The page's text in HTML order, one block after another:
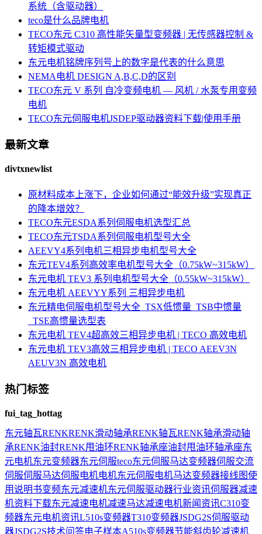
系统（含驱动器）
teco是什么品牌电机
TECO东元 C310 高性能矢量型变频器 | 无传感器控制 &
转矩模式驱动
东元电机铭牌序列号上的数字是代表的什么意思
NEMA电机 DESIGN A,B,C,D的区别
TECO东元 V 系列 自冷变频电机 — 风机 / 水泵专用变频
电机
TECO东元伺服电机JSDEP驱动器资料下载|使用手册
最新文章
divtxnewlist
原材料成本上涨下，企业如何通过“能效升级”实现真正
的降本增效？
TECO东元ESDA系列伺服电机选型汇总
TECO东元TSDA系列伺服电机型号大全
AEEVY4系列电机三相异步电机型号大全
东元TEV4系列高效率电机型号大全（0.75kW~315kW）
东元电机 TEV3 系列电机型号大全（0.55kW~315kW）
东元电机 AEEVYY系列 三相异步电机
东元精电伺服电机型号大全_TSX低惯量_TSB中惯量
_TSE高惯量选型表
东元电机 TEV4超高效三相异步电机 | TECO 高效电机
东元电机 TEV3高效三相异步电机 | TECO AEEV3N
AEUV3N 高效电机
热门标签
fui_tag_hottag
东元轴瓦RENKRENK滑动轴承RENK轴瓦RENK轴承滑动轴
承RENK油封RENK甩油环RENK轴承座油封甩油环轴承座东
元电机东元变频器东元伺服teco东元伺服马达变频器伺服交流
伺服伺服马达伺服电机电机东元伺服电机马达变频器接线图使
用说明书变频东元减速机东元伺服驱动器行业资讯伺服器减速
机资料下载东元减速电机减速马达减速电机新闻资讯C310变
频器东元电机资讯L510s变频器T310变频器JSDG2S伺服驱动
器JSDG2S技术问答电子样本A510s变频器节能斜齿轮减速机